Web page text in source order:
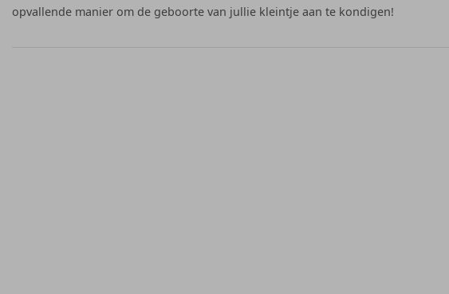
opvallende manier om de geboorte van jullie kleintje aan te kondigen!